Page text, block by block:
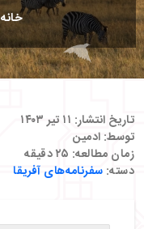
خانه
تاریخ انتشار: ۱۱ تیر ۱۴۰۳
توسط: ادمین
زمان مطالعه: ۲۵دقیقه
دسته: سفرنامه‌های آفریقا